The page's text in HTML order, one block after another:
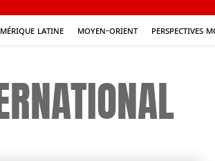
latine Moyen-Orient Perspectives